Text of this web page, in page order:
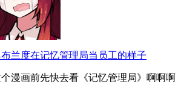
兰度在记忆管理局当员工的样子
漫画前先快去看《记忆管理局》啊啊啊